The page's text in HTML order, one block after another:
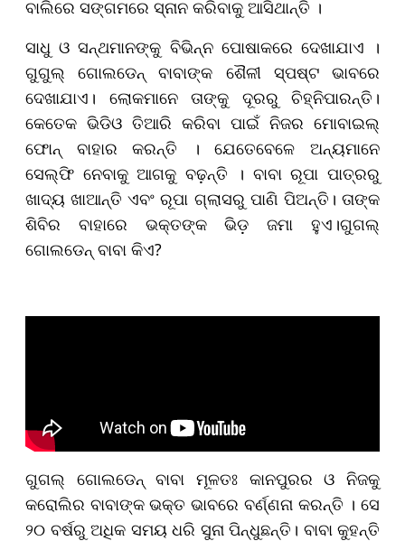
ବାଲିରେ ସଙ୍ଗମରେ ସ୍ନାନ କରିବାକୁ ଆସିଥାନ୍ତି ।
ସାଧୁ ଓ ସନ୍ଥମାନଙ୍କୁ ବିଭିନ୍ନ ପୋଷାକରେ ଦେଖାଯାଏ ।
ଗୁଗୁଲ୍ ଗୋଲଡେନ୍ ବାବାଙ୍କ ଶୈଳୀ ସ୍ପଷ୍ଟ ଭାବରେ
ଦେଖାଯାଏ। ଲୋକମାନେ ତାଙ୍କୁ ଦୂରରୁ ଚିହ୍ନିପାରନ୍ତି।
କେତେକ ଭିଡିଓ ତିଆରି କରିବା ପାଇଁ ନିଜର ମୋବାଇଲ୍
ଫୋନ୍ ବାହାର କରନ୍ତି । ଯେତେବେଳେ ଅନ୍ୟମାନେ
ସେଲ୍ଫି ନେବାକୁ ଆଗକୁ ବଢ଼ନ୍ତି । ବାବା ରୂପା ପାତ୍ରରୁ
ଖାଦ୍ୟ ଖାଆନ୍ତି ଏବଂ ରୂପା ଗ୍ଲାସରୁ ପାଣି ପିଅନ୍ତି। ତାଙ୍କ
ଶିବିର ବାହାରେ ଭକ୍ତଙ୍କ ଭିଡ଼ ଜମା ହୁଏ।ଗୁଗଲ୍
ଗୋଲଡେନ୍ ବାବା କିଏ?
ଗୁଗଲ୍ ଗୋଲଡେନ୍ ବାବା ମୂଳତଃ କାନପୁରର ଓ ନିଜକୁ
କରୋଲିର ବାବାଙ୍କ ଭକ୍ତ ଭାବରେ ବର୍ଣ୍ଣନା କରନ୍ତି । ସେ
୨୦ ବର୍ଷରୁ ଅଧିକ ସମୟ ଧରି ସୁନା ପିନ୍ଧୁଛନ୍ତି। ବାବା କୁହନ୍ତି